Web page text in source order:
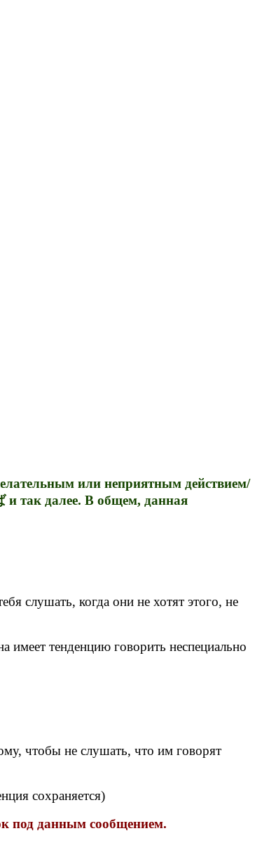
или неприятным действием/
и так далее. В общем, данная
слушать, когда они не хотят этого, не
тенденцию говорить неспециально
чтобы не слушать, что им говорят
сохраняется)
под данным сообщением.